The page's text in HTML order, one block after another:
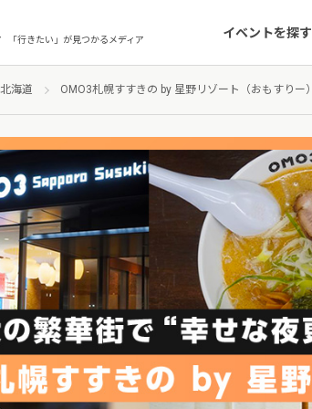
「行きたい」が見つかるメディア イベントを探す
北海道 OMO3札幌すすきの by 星野リゾート（おもすりー）